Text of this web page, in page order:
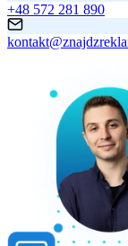
+48 572 281 890